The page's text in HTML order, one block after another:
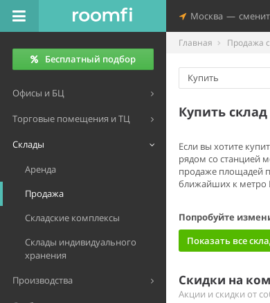
Москва —
Бесплатный подбор
Офисы и БЦ
Торговые помещения и ТЦ
Склады
Аренда
Продажа
Складские комплексы
Склады индивидуального
хранения
Производства
Главная Продажа
Купить
Купить
Если вы хотите
рядом со станцией
продаже площадей
ближайших к метро
Попробуйте
Показать все
Скидки на
Акции и скидки от